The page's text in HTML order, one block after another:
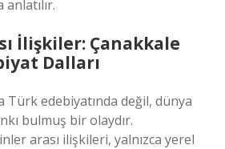
İlişkiler: Çanakkale
Dalları
Türk edebiyatında değil, dünya
bulmuş bir olaydır.
arası ilişkileri, yalnızca yerel